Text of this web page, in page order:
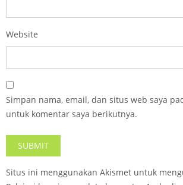
Website
Simpan nama, email, dan situs web saya
untuk komentar saya berikutnya.
Situs ini menggunakan Akismet untuk